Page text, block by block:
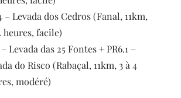
– Levada dos Cedros (Fanal, 11km,
heures, facile)
– Levada das 25 Fontes + PR6.1 –
do Risco (Rabaçal, 11km, 3 à 4
modéré)